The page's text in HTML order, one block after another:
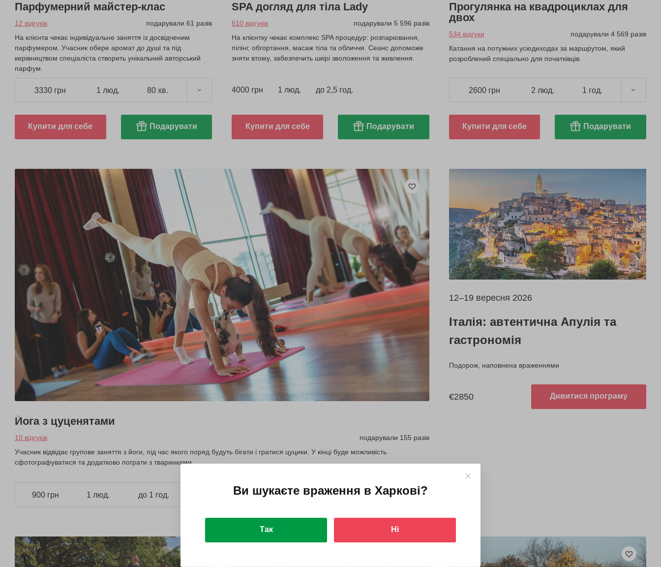
Парфумерний майстер-клас
12 відгуків
подарували 61 разів
На клієнта чекає індивідуальне заняття із досвідченим
парфумером. Учасник обере аромат до душі та під
керівництвом спеціаліста створить унікальний авторський
парфум.
3330 грн 1 люд. 80 хв.
Купити для себе Подарувати
SPA догляд для тіла Lady
610 відгуків
подарували 5 596 разів
На клієнтку чекає комплекс SPA процедур: розпарювання,
пілінг, обгортання, масаж тіла та обличчя. Сеанс допоможе
зняти втому, забезпечить шкірі зволоження та живлення.
4000 грн 1 люд. до 2,5 год.
Купити для себе Подарувати
Прогулянка на квадроциклах для
двох
534 відгуки
подарували 4 569 разів
Катання на потужних усюдиходах за маршрутом, який
розроблений спеціально для початківців.
2600 грн 2 люд. 1 год.
Купити для себе Подарувати
Йога з цуценятами
10 відгуків
подарували 155 разів
Учасник відвідає групове заняття з йоги, під час якого поряд будуть бігати і гратися цуцики. У кінці буде можливість
сфотографуватися та додатково пограти з тваринками.
900 грн 1 люд. до 1 год. Купити для себе Подарувати
12–19 вересня 2026
Італія: автентична Апулія та
гастрономія
Подорож, наповнена враженнями
€2850 Дивитися програму
Ви шукаєте враження в Харкові?
Так Ні